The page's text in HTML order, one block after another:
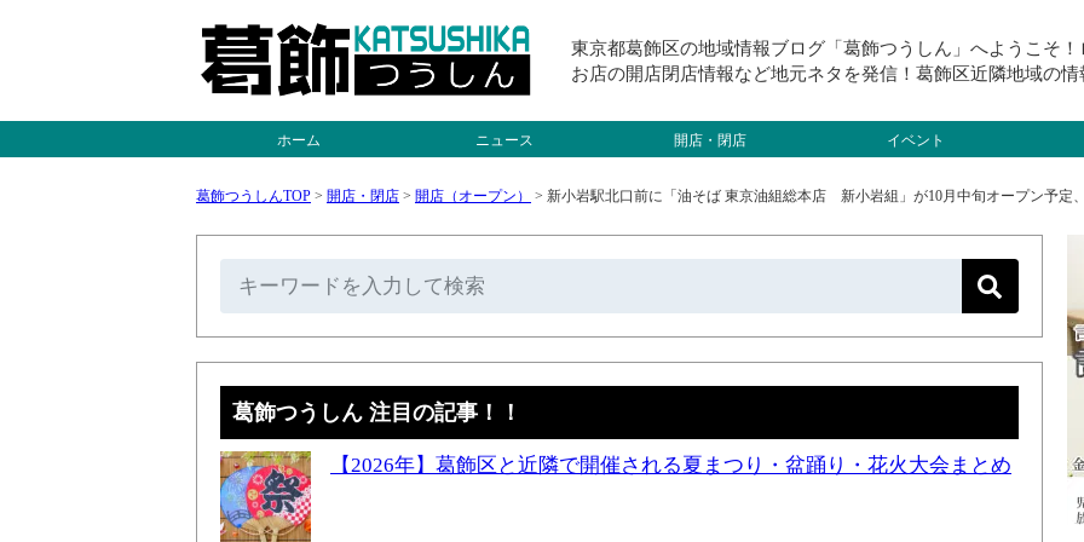
東京都葛飾区の地域情報ブログ「葛飾つうしん」へようこそ
お店の開店閉店情報など地元ネタを発信！葛飾区近隣地域の情
ホーム ニュース 開店・閉店 イベント
葛飾つうしんTOP > 開店・閉店 > 開店（オープン） > 新小岩駅北口前に「油そば 東京油組総本店 新小岩組」が10月中旬オープン予定
葛飾つうしん 注目の記事！！
【2026年】葛飾区と近隣で開催される夏まつり・盆踊り・花火大会まとめ